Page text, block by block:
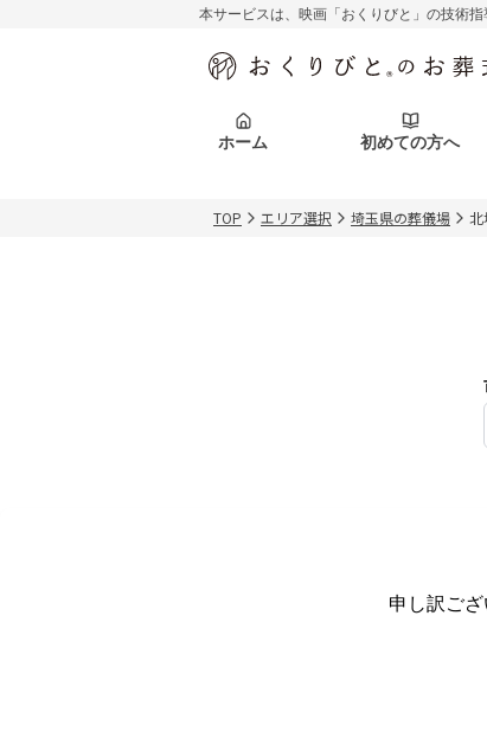
本サービスは、映画「おくりびと」の技術
ホーム 初めての方へ
初めての方へ 初めて
関東エリア 東京都
お客様の声 ご葬儀
葬儀の知識 葬儀の
初めての方へ 初めて
会社を知る
関東エリア 東京都
北海道エリア 札幌市
お客様の声 ご葬儀
葬儀の知識 葬儀の
TOP エリア選択 埼玉県の葬儀場
申し訳ござ